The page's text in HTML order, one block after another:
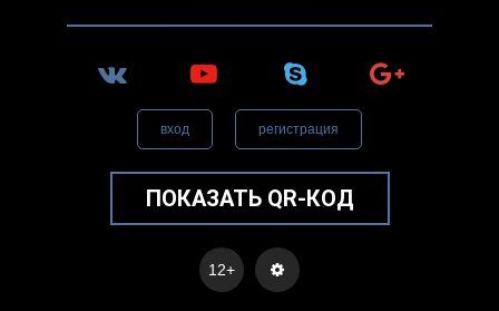
вход регистрация
ПОКАЗАТЬ QR-КОД
12+